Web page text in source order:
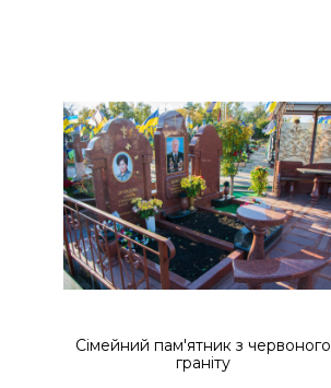
Сімейний пам'ятник з червоного
граніту